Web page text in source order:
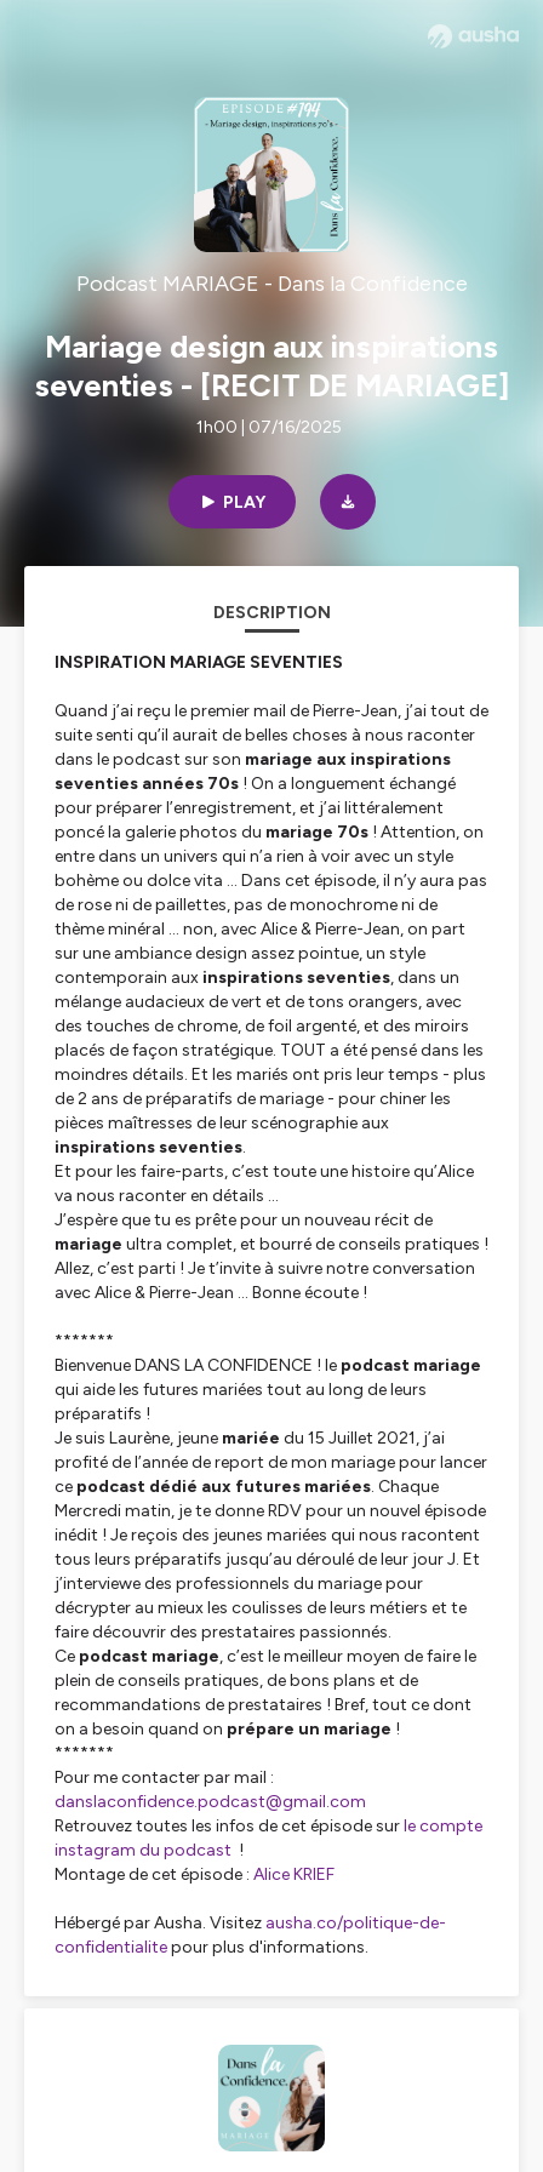
Podcast MARIAGE - Dans la Confidence
Mariage design aux inspirations
seventies - [RECIT DE MARIAGE]
1h00 | 07/16/2025
PLAY
DESCRIPTION
INSPIRATION MARIAGE SEVENTIES
Quand j’ai reçu le premier mail de Pierre-Jean, j’ai tout de
suite senti qu’il aurait de belles choses à nous raconter
dans le podcast sur son mariage aux inspirations
seventies années 70s ! On a longuement échangé
pour préparer l’enregistrement, et j’ai littéralement
poncé la galerie photos du mariage 70s ! Attention, on
entre dans un univers qui n’a rien à voir avec un style
bohème ou dolce vita … Dans cet épisode, il n’y aura pas
de rose ni de paillettes, pas de monochrome ni de
thème minéral … non, avec Alice & Pierre-Jean, on part
sur une ambiance design assez pointue, un style
contemporain aux inspirations seventies, dans un
mélange audacieux de vert et de tons orangers, avec
des touches de chrome, de foil argenté, et des miroirs
placés de façon stratégique. TOUT a été pensé dans les
moindres détails. Et les mariés ont pris leur temps - plus
de 2 ans de préparatifs de mariage - pour chiner les
pièces maîtresses de leur scénographie aux
inspirations seventies.
Et pour les faire-parts, c’est toute une histoire qu’Alice
va nous raconter en détails …
J’espère que tu es prête pour un nouveau récit de
mariage ultra complet, et bourré de conseils pratiques !
Allez, c’est parti ! Je t’invite à suivre notre conversation
avec Alice & Pierre-Jean … Bonne écoute !
*******
Bienvenue DANS LA CONFIDENCE ! le podcast mariage
qui aide les futures mariées tout au long de leurs
préparatifs !
Je suis Laurène, jeune mariée du 15 Juillet 2021, j’ai
profité de l’année de report de mon mariage pour lancer
ce podcast dédié aux futures mariées. Chaque
Mercredi matin, je te donne RDV pour un nouvel épisode
inédit ! Je reçois des jeunes mariées qui nous racontent
tous leurs préparatifs jusqu’au déroulé de leur jour J. Et
j’interviewe des professionnels du mariage pour
décrypter au mieux les coulisses de leurs métiers et te
faire découvrir des prestataires passionnés.
Ce podcast mariage, c’est le meilleur moyen de faire le
plein de conseils pratiques, de bons plans et de
recommandations de prestataires ! Bref, tout ce dont
on a besoin quand on prépare un mariage !
*******
Pour me contacter par mail :
danslaconfidence.podcast@gmail.com
Retrouvez toutes les infos de cet épisode surle compte
instagram du podcast !
Montage de cet épisode : Alice KRIEF
Hébergé par Ausha. Visitez ausha.co/politique-de-
confidentialitepour plus d'informations.